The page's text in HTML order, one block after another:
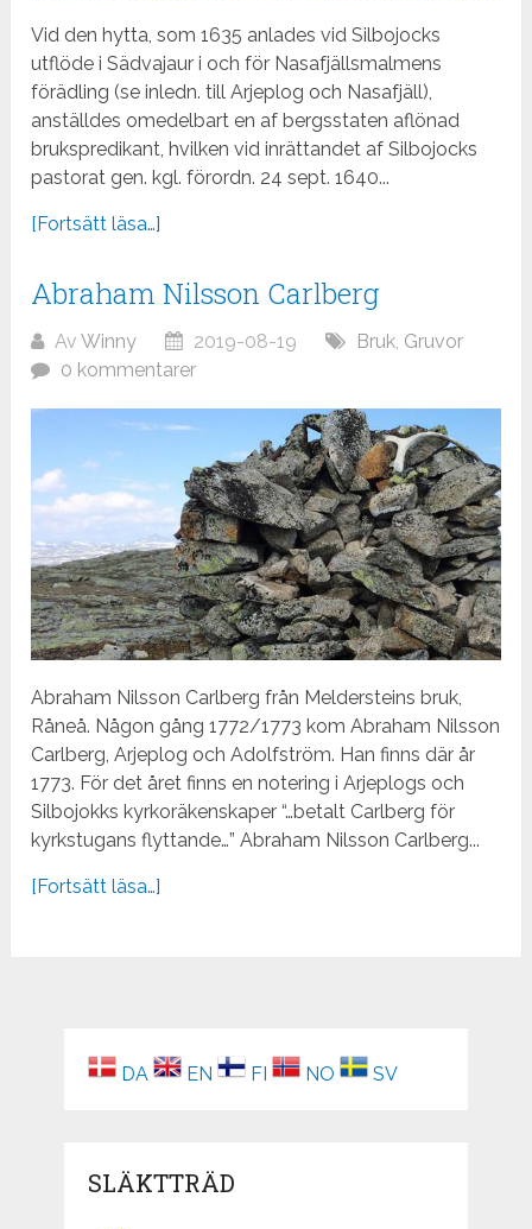
Vid den hytta, som 1635 anlades vid Silbojocks
utflöde i Sädvajaur i och för Nasafjällsmalmens
förädling (se inledn. till Arjeplog och Nasafjäll),
anställdes omedelbart en af bergsstaten aflönad
brukspredikant, hvilken vid inrättandet af Silbojocks
pastorat gen. kgl. förordn. 24 sept. 1640...
[Fortsätt läsa…]
Abraham Nilsson Carlberg
AvWinny 2019-08-19 Bruk, Gruvor
0 kommentarer
Abraham Nilsson Carlberg från Meldersteins bruk,
Råneå. Någon gång 1772/1773 kom Abraham Nilsson
Carlberg, Arjeplog och Adolfström. Han finns där år
1773. För det året finns en notering i Arjeplogs och
Silbojokks kyrkoräkenskaper “…betalt Carlberg för
kyrkstugans flyttande…” Abraham Nilsson Carlberg...
[Fortsätt läsa…]
DA EN FI NO SV
SLÄKTTRÄD